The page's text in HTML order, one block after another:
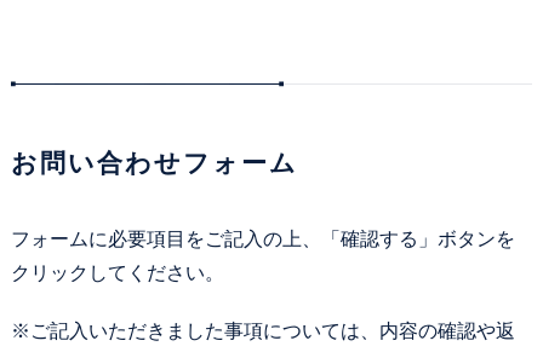
資料ダウンロード
よくあるご質問
SDGs宣言
お問い合わせフォーム
フォームに必要項目をご記入の上、「確認する」ボタンを
クリックしてください。
※ご記入いただきました事項については、内容の確認や返